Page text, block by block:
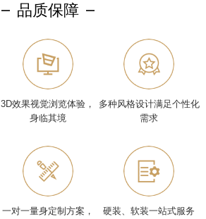
品质保障
3D效果视觉浏览体验，
身临其境
多种风格设计满足个性化
需求
一对一量身定制方案，
硬装、软装一站式服务